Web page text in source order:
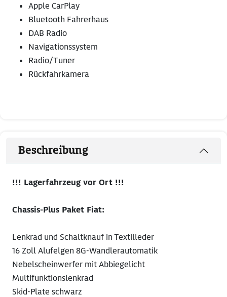
Apple CarPlay
Bluetooth Fahrerhaus
DAB Radio
Navigationssystem
Radio/Tuner
Rückfahrkamera
Beschreibung
!!! Lagerfahrzeug vor Ort !!!
Chassis-Plus Paket Fiat:
Lenkrad und Schaltknauf in Textilleder
16 Zoll Alufelgen 8G-Wandlerautomatik
Nebelscheinwerfer mit Abbiegelicht
Multifunktionslenkrad
Skid-Plate schwarz